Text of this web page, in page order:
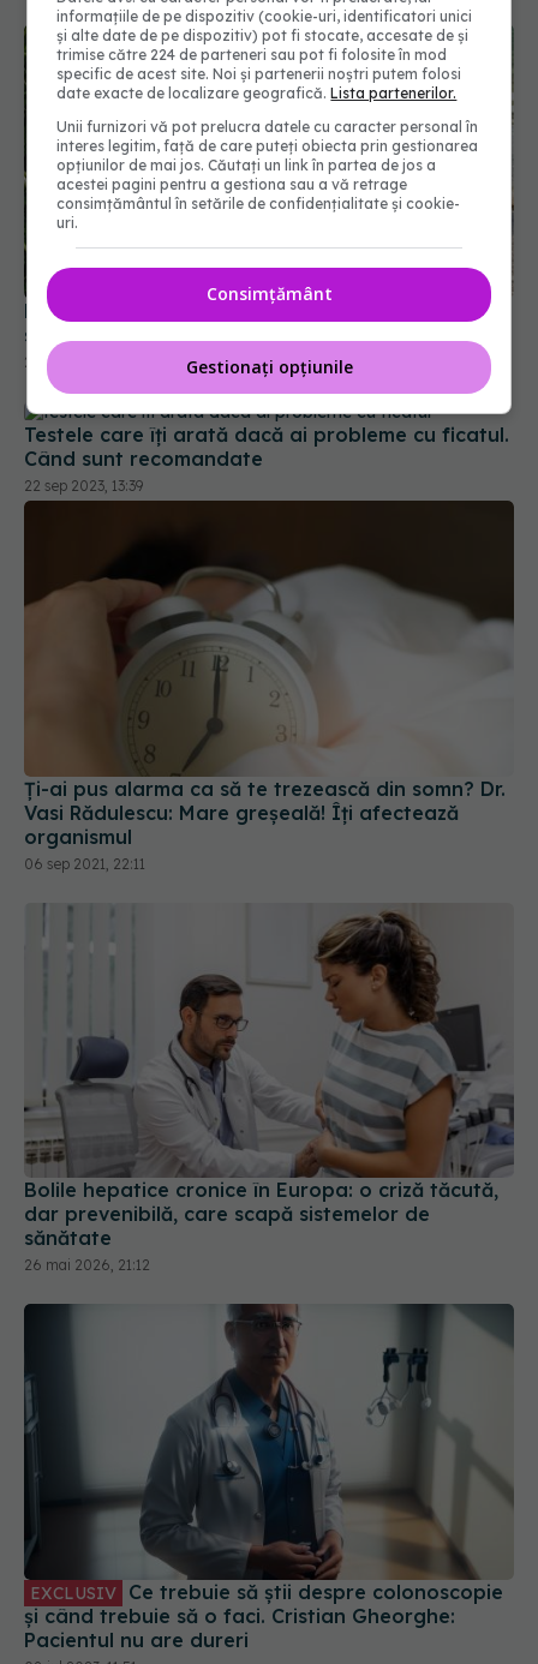
Boli grave care îți umflă picioarele. Când trebuie
să mergi urgent la doctor
23 sep 2021, 11:29
Testele care îți arată dacă ai probleme cu ficatul.
Când sunt recomandate
22 sep 2023, 13:39
Ți-ai pus alarma ca să te trezească din somn? Dr.
Vasi Rădulescu: Mare greșeală! Îți afectează
organismul
06 sep 2021, 22:11
Bolile hepatice cronice în Europa: o criză tăcută,
dar prevenibilă, care scapă sistemelor de
sănătate
26 mai 2026, 21:12
EXCLUSIV
și când trebuie să o faci. Cristian Gheorghe:
Pacientul nu are dureri
08 iul 2023, 11:51
informațiile de pe dispozitiv (cookie-uri, identificatori unici
și alte date de pe dispozitiv) pot fi stocate, accesate de și
trimise către 224 de parteneri sau pot fi folosite în mod
specific de acest site. Noi și partenerii noștri putem folosi
date exacte de localizare geografică.Lista partenerilor.
Unii furnizori vă pot prelucra datele cu caracter personal în
interes legitim, față de care puteți obiecta prin gestionarea
opțiunilor de mai jos. Căutați un link în partea de jos a
acestei pagini pentru a gestiona sau a vă retrage
consimțământul în setările de confidențialitate și cookie-
uri.
Consimțământ
Gestionați opțiunile